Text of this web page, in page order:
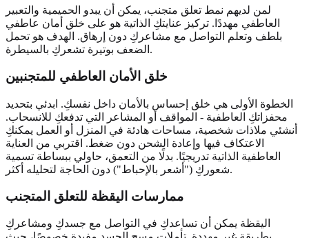
لمن لديهم نمط تعلق متجنب، يمكن أن يبدو الحميمية والتعبير
العاطفي مهددًا. تركيز عنايتكِ الذاتية هو على خلق أمان عاطفي
بلطف وتعلم التواصل مع مشاعركِ دون إرهاق. الهدف هو تحمل
الضعف بوتيرة تشعركِ بالسيطرة.
خلق الأمان العاطفي للمتجنبين
الخطوة الأولى هي خلق إحساس بالأمان داخل نفسكِ. ابدئي بتحديد
محفزاتكِ العاطفية - المواقف أو المشاعر التي تدفعكِ للانسحاب.
أنشئي ملاذات شخصية، مساحات هادئة في المنزل أو العمل يمكنكِ
الاعتكاف فيها وإعادة الشحن دون ضغط. اقتربي من العناية
العاطفية الذاتية تدريجيًا. بدلًا من التعمق، حاولي ببساطة تسمية
شعوركِ ("أشعر بالإحباط") دون الحاجة لتحليله أكثر.
ممارسات اليقظة للتعلق المتجنب
اليقظة يمكن أن تساعدكِ في التواصل مع جسدكِ ومشاعركِ